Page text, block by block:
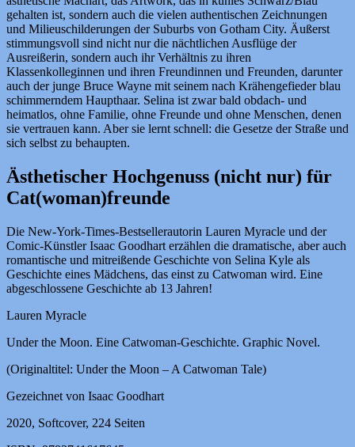
gehalten ist, sondern auch die vielen authentischen Zeichnungen
und Milieuschilderungen der Suburbs von Gotham City. Äußerst
stimmungsvoll sind nicht nur die nächtlichen Ausflüge der
Ausreißerin, sondern auch ihr Verhältnis zu ihren
Klassenkolleginnen und ihren Freundinnen und Freunden, darunter
auch der junge Bruce Wayne mit seinem nach Krähengefieder blau
schimmerndem Haupthaar. Selina ist zwar bald obdach- und
heimatlos, ohne Familie, ohne Freunde und ohne Menschen, denen
sie vertrauen kann. Aber sie lernt schnell: die Gesetze der Straße und
sich selbst zu behaupten.
Ästhetischer Hochgenuss (nicht nur) für
Cat(woman)freunde
Die New-York-Times-Bestsellerautorin Lauren Myracle und der
Comic-Künstler Isaac Goodhart erzählen die dramatische, aber auch
romantische und mitreißende Geschichte von Selina Kyle als
Geschichte eines Mädchens, das einst zu Catwoman wird. Eine
abgeschlossene Geschichte ab 13 Jahren!
Lauren Myracle
Under the Moon. Eine Catwoman-Geschichte. Graphic Novel.
(Originaltitel: Under the Moon – A Catwoman Tale)
Gezeichnet von Isaac Goodhart
2020, Softcover, 224 Seiten